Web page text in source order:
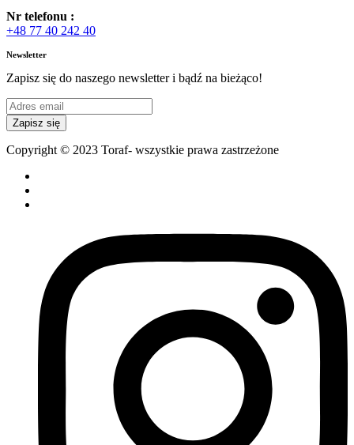
Nr telefonu :
+48 77 40 242 40
Newsletter
Zapisz się do naszego newsletter i bądź na bieżąco!
Zapisz się
Copyright © 2023 Toraf- wszystkie prawa zastrzeżone